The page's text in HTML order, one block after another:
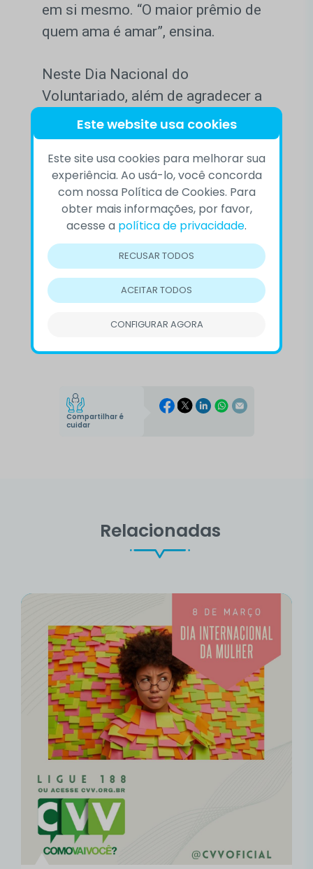
em si mesmo. “O maior prêmio de
quem ama é amar”, ensina.
Neste Dia Nacional do
Voluntariado, além de agradecer a
todos aqueles que oferecem seu
trabalho à comunidade,
convidamos-lhe a refletir sobre sua
real vontade e interesses, sobre
onde está seu coração na
execução de seu serviço.
Luiza – Belém/PA
ou acesse www.cvv.org.br/23
Compartilhar é
cuidar
Relacionadas
Este website usa cookies
Este site usa cookies para melhorar sua
experiência. Ao usá-lo, você concorda
com nossa Política de Cookies. Para
obter mais informações, por favor,
acesse a política de privacidade.
RECUSAR TODOS
ACEITAR TODOS
CONFIGURAR AGORA